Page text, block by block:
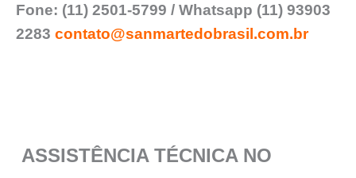
Fone: (11) 2501-5799 / Whatsapp (11) 93903
2283 contato@sanmartedobrasil.com.br
ASSISTÊNCIA TÉCNICA NO